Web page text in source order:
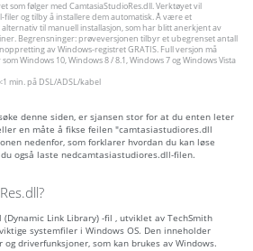
som følger med CamtasiaStudioRes.dll. Verktøyet vil
og tilby å installere dem automatisk. Å være et
til manuell installasjon, som har blitt anerkjent av
Begrensninger: prøveversjonen tilbyr et ubegrenset antall
av Windows-registret GRATIS. Full versjon må
Windows 10, Windows 8 / 8.1, Windows 7 og Windows Vista
min. på DSL/ADSL/kabel
denne siden, er sjansen stor for at du enten leter
en måte å fikse feilen "camtasiastudiores.dll
nedenfor, som forklarer hvordan du kan løse
også laste nedcamtasiastudiores.dll-filen.
(Dynamic Link Library) -fil , utviklet av TechSmith
systemfiler i Windows OS. Den inneholder
driverfunksjoner, som kan brukes av Windows.